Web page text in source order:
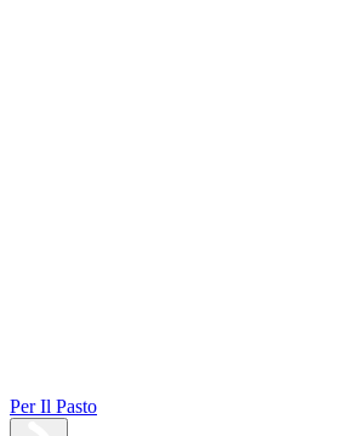
Per Il Pasto